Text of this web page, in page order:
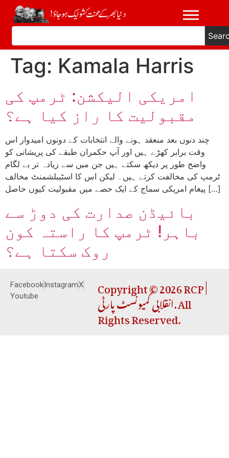
Tag: Kamala Harris
امریکی الیکشن: ٹرمپ کی
مقبولیت کا راز کیا ہے؟
چند دنوں بعد منعقد ہونے والے انتخابات کے دونوں امیدوار اس
وقت برابر کھڑے ہیں اور آپ حکمران طبقے کی پریشانی کو
واضح طور پر دیکھ سکتے ہیں جن میں سے زیادہ تر بے لگام
ٹرمپ کی مخالفت کرتے ہیں۔ لیکن اس کا اسٹیبلشمنٹ مخالف
پیغام امریکی سماج کے ایک حصے میں مقبولیت کیوں حاصل […]
بائیڈن صدارت کی دوڑ سے
باہر! ٹرمپ کا راستہ کون
روک سکتا ہے؟
FacebookInstagramX
Youtube
Copyright © 2026 RCP |
انقلابی کمیونسٹ پارٹی. All
Rights Reserved.